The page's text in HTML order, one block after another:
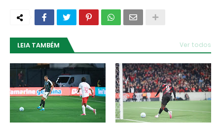
LEIA TAMBÉM Ver todos